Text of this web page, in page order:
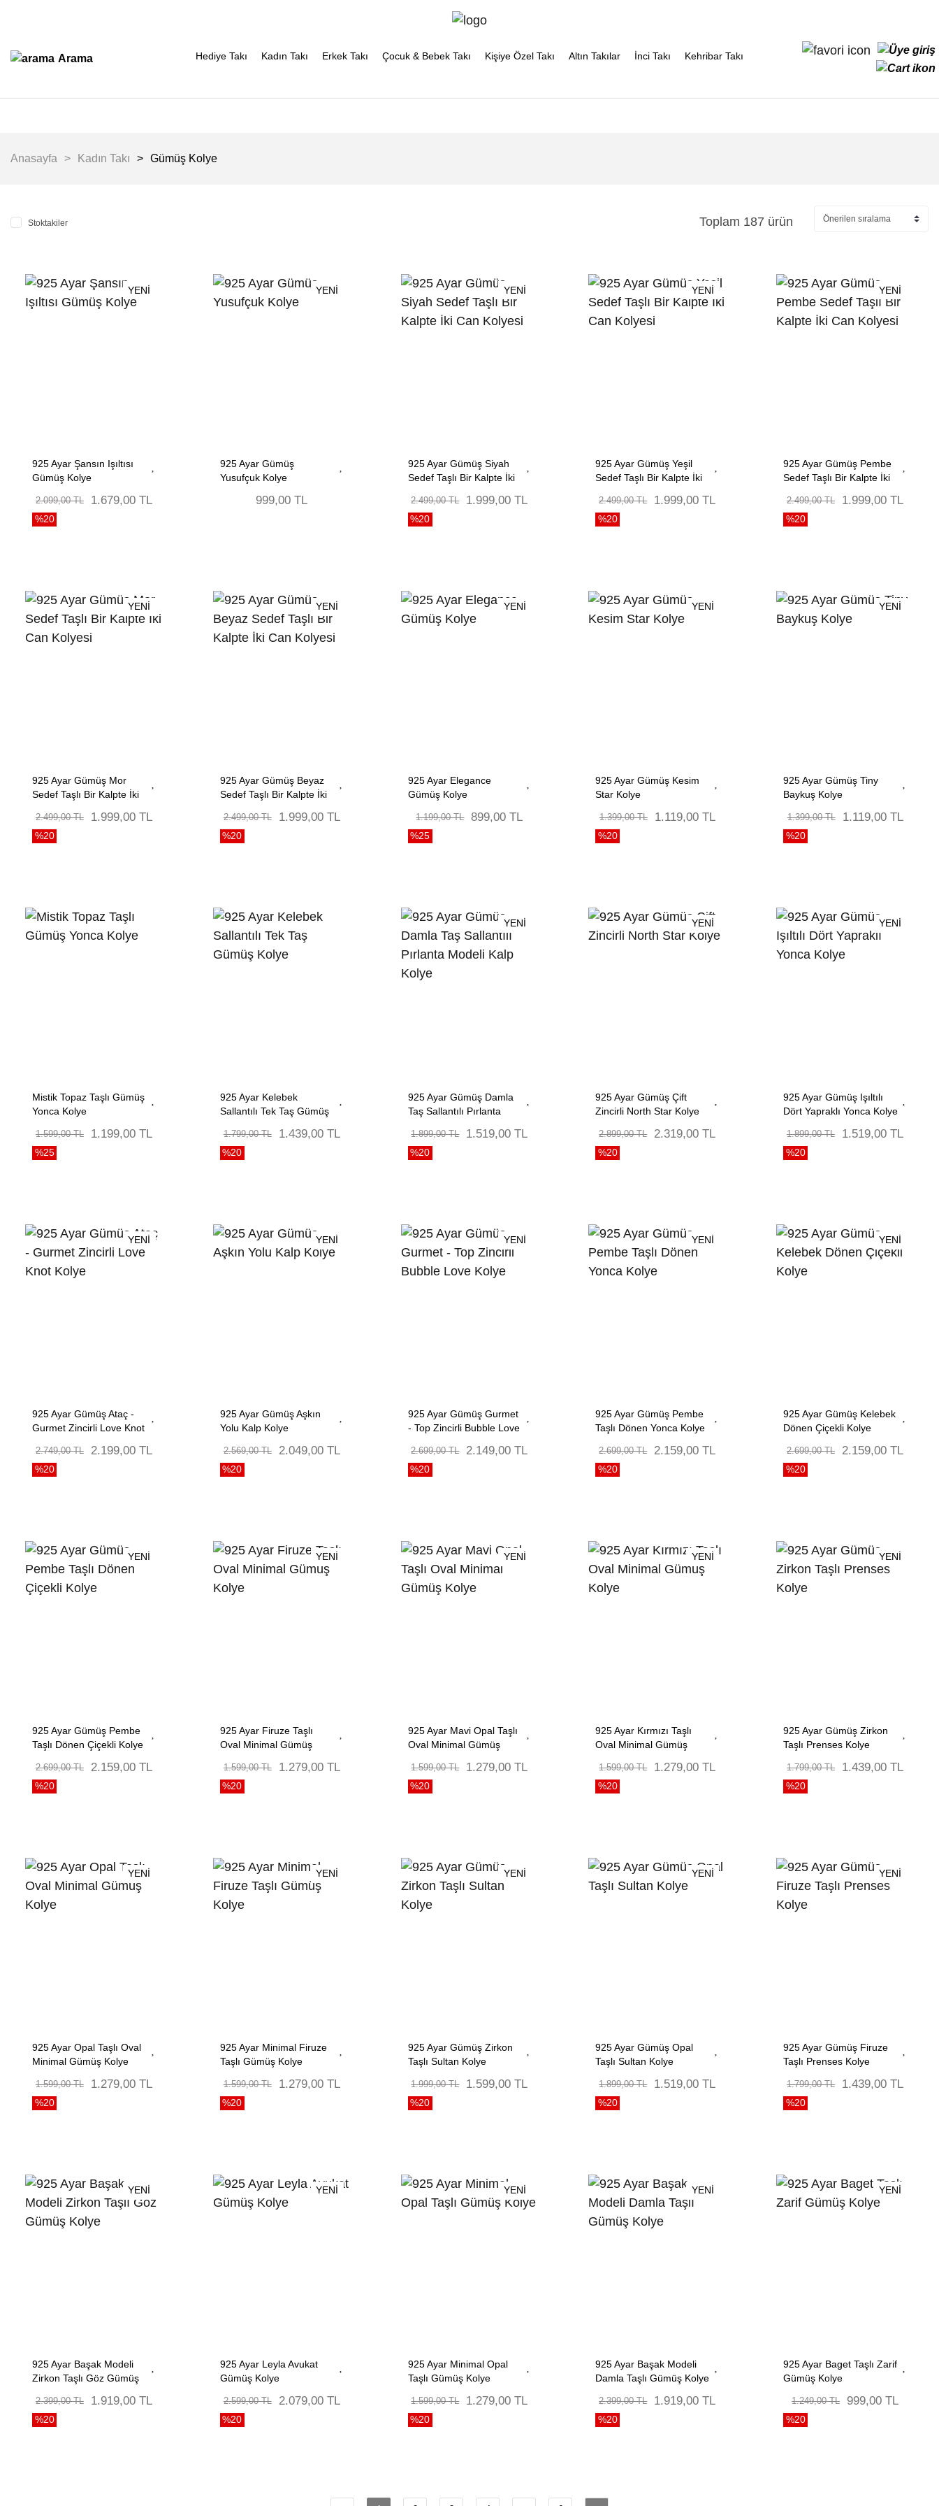
Arama Hediye Takı Kadın Takı Erkek Takı Çocuk & Bebek Takı Kişiye Özel Takı Altın Takılar İnci Takı Kehribar Takı
Anasayfa Kadın Takı Gümüş Kolye
Stoktakiler Toplam 187 ürün
YENİ
925 Ayar Şansın Işıltısı
Gümüş Kolye
2.099,00 TL 1.679,00 TL
%20
YENİ
925 Ayar Gümüş
Yusufçuk Kolye
999,00 TL
YENİ
925 Ayar Gümüş Siyah
Sedef Taşlı Bir Kalpte İki
2.499,00 TL 1.999,00 TL
%20
YENİ
925 Ayar Gümüş Yeşil
Sedef Taşlı Bir Kalpte İki
2.499,00 TL 1.999,00 TL
%20
YENİ
925 Ayar Gümüş Pembe
Sedef Taşlı Bir Kalpte İki
2.499,00 TL 1.999,00 TL
%20
YENİ
925 Ayar Gümüş Mor
Sedef Taşlı Bir Kalpte İki
2.499,00 TL 1.999,00 TL
%20
YENİ
925 Ayar Gümüş Beyaz
Sedef Taşlı Bir Kalpte İki
2.499,00 TL 1.999,00 TL
%20
YENİ
925 Ayar Elegance
Gümüş Kolye
1.199,00 TL 899,00 TL
%25
YENİ
925 Ayar Gümüş Kesim
Star Kolye
1.399,00 TL 1.119,00 TL
%20
YENİ
925 Ayar Gümüş Tiny
Baykuş Kolye
1.399,00 TL 1.119,00 TL
%20
Mistik Topaz Taşlı Gümüş
Yonca Kolye
1.599,00 TL 1.199,00 TL
%25
925 Ayar Kelebek
Sallantılı Tek Taş Gümüş
1.799,00 TL 1.439,00 TL
%20
YENİ
925 Ayar Gümüş Damla
Taş Sallantılı Pırlanta
1.899,00 TL 1.519,00 TL
%20
YENİ
925 Ayar Gümüş Çift
Zincirli North Star Kolye
2.899,00 TL 2.319,00 TL
%20
YENİ
925 Ayar Gümüş Işıltılı
Dört Yapraklı Yonca Kolye
1.899,00 TL 1.519,00 TL
%20
YENİ
925 Ayar Gümüş Ataç -
Gurmet Zincirli Love Knot
2.749,00 TL 2.199,00 TL
%20
YENİ
925 Ayar Gümüş Aşkın
Yolu Kalp Kolye
2.569,00 TL 2.049,00 TL
%20
YENİ
925 Ayar Gümüş Gurmet
- Top Zincirli Bubble Love
2.699,00 TL 2.149,00 TL
%20
YENİ
925 Ayar Gümüş Pembe
Taşlı Dönen Yonca Kolye
2.699,00 TL 2.159,00 TL
%20
YENİ
925 Ayar Gümüş Kelebek
Dönen Çiçekli Kolye
2.699,00 TL 2.159,00 TL
%20
YENİ
925 Ayar Gümüş Pembe
Taşlı Dönen Çiçekli Kolye
2.699,00 TL 2.159,00 TL
%20
YENİ
925 Ayar Firuze Taşlı
Oval Minimal Gümüş
1.599,00 TL 1.279,00 TL
%20
YENİ
925 Ayar Mavi Opal Taşlı
Oval Minimal Gümüş
1.599,00 TL 1.279,00 TL
%20
YENİ
925 Ayar Kırmızı Taşlı
Oval Minimal Gümüş
1.599,00 TL 1.279,00 TL
%20
YENİ
925 Ayar Gümüş Zirkon
Taşlı Prenses Kolye
1.799,00 TL 1.439,00 TL
%20
YENİ
925 Ayar Opal Taşlı Oval
Minimal Gümüş Kolye
1.599,00 TL 1.279,00 TL
%20
YENİ
925 Ayar Minimal Firuze
Taşlı Gümüş Kolye
1.599,00 TL 1.279,00 TL
%20
YENİ
925 Ayar Gümüş Zirkon
Taşlı Sultan Kolye
1.999,00 TL 1.599,00 TL
%20
YENİ
925 Ayar Gümüş Opal
Taşlı Sultan Kolye
1.899,00 TL 1.519,00 TL
%20
YENİ
925 Ayar Gümüş Firuze
Taşlı Prenses Kolye
1.799,00 TL 1.439,00 TL
%20
YENİ
925 Ayar Başak Modeli
Zirkon Taşlı Göz Gümüş
2.399,00 TL 1.919,00 TL
%20
YENİ
925 Ayar Leyla Avukat
Gümüş Kolye
2.599,00 TL 2.079,00 TL
%20
YENİ
925 Ayar Minimal Opal
Taşlı Gümüş Kolye
1.599,00 TL 1.279,00 TL
%20
YENİ
925 Ayar Başak Modeli
Damla Taşlı Gümüş Kolye
2.399,00 TL 1.919,00 TL
%20
YENİ
925 Ayar Baget Taşlı Zarif
Gümüş Kolye
1.249,00 TL 999,00 TL
%20